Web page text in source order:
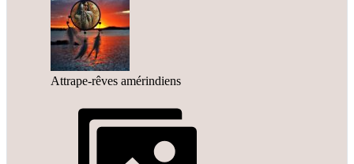
Attrape-rêves amérindiens